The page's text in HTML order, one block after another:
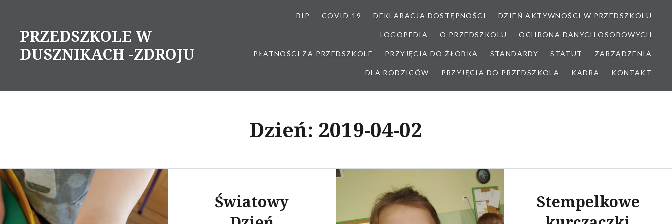
contentPRZEDSZKOLE W
DUSZNIKACH -ZDROJU
BIP COVID-19 DEKLARACJA DOSTĘPNOŚCI DZIEŃ AKTYWNOŚCI W PRZEDSZKOLU
LOGOPEDIA O PRZEDSZKOLU OCHRONA DANYCH OSOBOWYCH
PŁATNOŚCI ZA PRZEDSZKOLE PRZYJĘCIA DO ŻŁOBKA STANDARDY STATUT ZARZĄDZENIA
DLA RODZICÓW PRZYJĘCIA DO PRZEDSZKOLA KADRA KONTAKT
Dzień: 2019-04-02
Światowy
Stempelkowe